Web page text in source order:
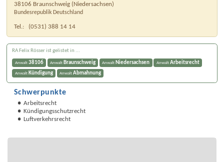
38106 Braunschweig (Niedersachsen)
Bundesrepublik Deutschland
Tel.: (0531) 388 14 14
RA Felix Rösser ist gelistet in ...
Anwalt 38106 Anwalt Braunschweig Anwalt Niedersachsen Anwalt Arbeitsrecht
Anwalt Kündigung Anwalt Abmahnung
Schwerpunkte
Arbeitsrecht
Kündigungsschutzrecht
Luftverkehrsrecht